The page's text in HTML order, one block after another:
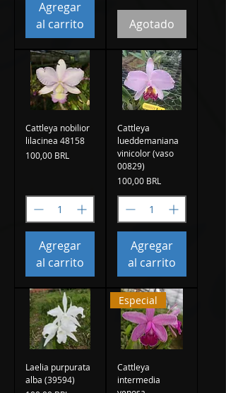
Agregar
al carrito
Agotado
Cattleya nobilior
lilacinea 48158
Precio
100,00 BRL
Agregar
al carrito
Cattleya
lueddemaniana
vinicolor (vaso
00829)
Precio
100,00 BRL
Agregar
al carrito
Laelia purpurata
alba (39594)
Especial
Cattleya
intermedia